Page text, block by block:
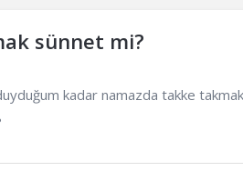
sünnet mi?
kadar namazda takke